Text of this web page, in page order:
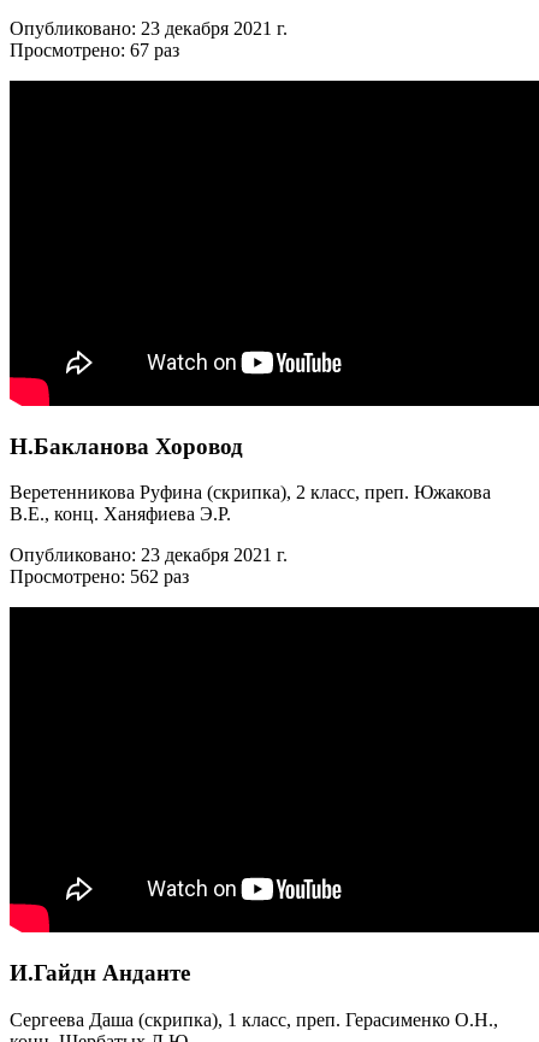
Опубликовано: 23 декабря 2021 г.
Просмотрено: 67 раз
Н.Бакланова Хоровод
Веретенникова Руфина (скрипка), 2 класс, преп. Южакова
В.Е., конц. Ханяфиева Э.Р.
Опубликовано: 23 декабря 2021 г.
Просмотрено: 562 раз
И.Гайдн Анданте
Сергеева Даша (скрипка), 1 класс, преп. Герасименко О.Н.,